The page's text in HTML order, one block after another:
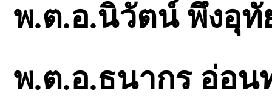
พ.ต.อ.นิวัตน์ พึ่งอุ
พ.ต.อ.ธนากร อ่อ